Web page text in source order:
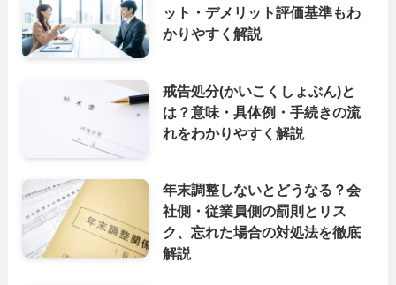
ット・デメリット評価基準もわ
かりやすく解説
戒告処分(かいこくしょぶん)と
は？意味・具体例・手続きの流
れをわかりやすく解説
年末調整しないとどうなる？会
社側・従業員側の罰則とリス
ク、忘れた場合の対処法を徹底
解説